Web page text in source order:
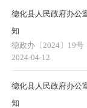
德化县人民政府办公
知
德政办〔2024〕19号
2024-04-12
德化县人民政府办公
知